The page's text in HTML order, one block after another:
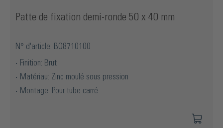
Patte de fixation demi-ronde 50 x 40 mm
N° d'article: BO8710100
Finition: Brut
Matériau: Zinc moulé sous pression
Montage: Pour tube carré